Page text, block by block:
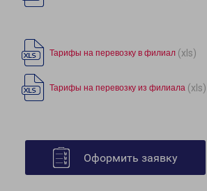
Тарифы на перевозку в филиал (xls)
Тарифы на перевозку из филиала (xls)
Оформить заявку